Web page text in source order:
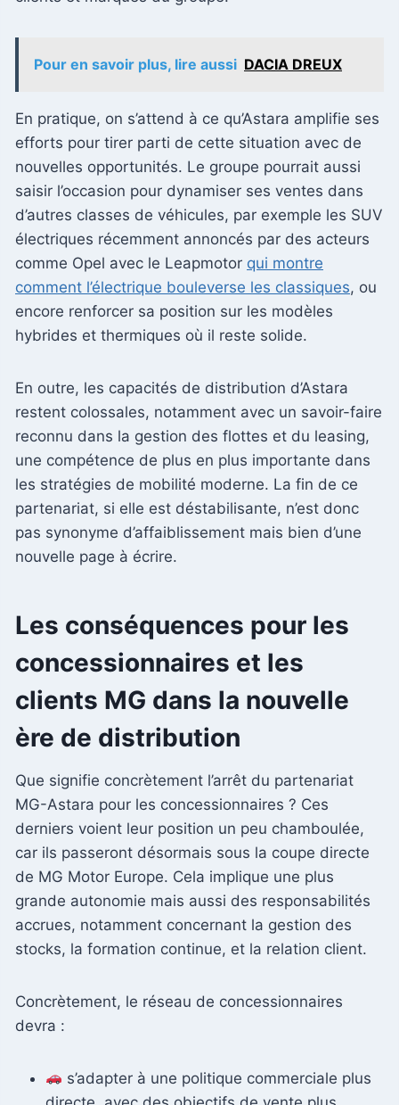
Pour en savoir plus, lire aussi DACIA DREUX
En pratique, on s’attend à ce qu’Astara amplifie ses
efforts pour tirer parti de cette situation avec de
nouvelles opportunités. Le groupe pourrait aussi
saisir l’occasion pour dynamiser ses ventes dans
d’autres classes de véhicules, par exemple les SUV
électriques récemment annoncés par des acteurs
comme Opel avec le Leapmotor qui montre
comment l’électrique bouleverse les classiques, ou
encore renforcer sa position sur les modèles
hybrides et thermiques où il reste solide.
En outre, les capacités de distribution d’Astara
restent colossales, notamment avec un savoir-faire
reconnu dans la gestion des flottes et du leasing,
une compétence de plus en plus importante dans
les stratégies de mobilité moderne. La fin de ce
partenariat, si elle est déstabilisante, n’est donc
pas synonyme d’affaiblissement mais bien d’une
nouvelle page à écrire.
Les conséquences pour les
concessionnaires et les
clients MG dans la nouvelle
ère de distribution
Que signifie concrètement l’arrêt du partenariat
MG-Astara pour les concessionnaires ? Ces
derniers voient leur position un peu chamboulée,
car ils passeront désormais sous la coupe directe
de MG Motor Europe. Cela implique une plus
grande autonomie mais aussi des responsabilités
accrues, notamment concernant la gestion des
stocks, la formation continue, et la relation client.
Concrètement, le réseau de concessionnaires
devra :
s’adapter à une politique commerciale plus